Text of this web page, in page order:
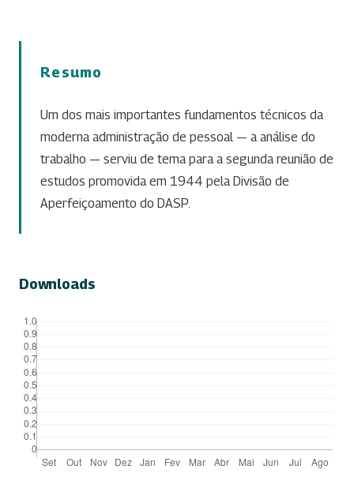
Resumo
Um dos mais importantes fundamentos técnicos da
moderna administração de pessoal — a análise do
trabalho — serviu de tema para a segunda reunião de
estudos promovida em 1944 pela Divisão de
Aperfeiçoamento do DASP.
Downloads